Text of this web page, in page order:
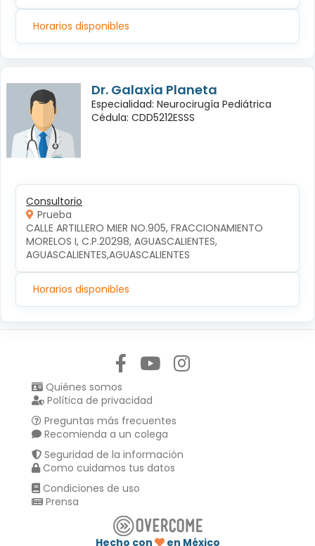
Horarios disponibles
Dr. Galaxia Planeta
Especialidad: Neurocirugía Pediátrica
Cédula: CDD5212ESSS
Consultorio
Prueba
CALLE ARTILLERO MIER NO.905, FRACCIONAMIENTO
MORELOS I, C.P.20298, AGUASCALIENTES,
AGUASCALIENTES,AGUASCALIENTES
Horarios disponibles
Quiénes somos
Política de privacidad
Preguntas más frecuentes
Recomienda a un colega
Seguridad de la información
Como cuidamos tus datos
Condiciones de uso
Prensa
Hecho con en México